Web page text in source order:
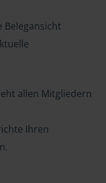
Belegansicht
allen Mitgliedern
Ihren